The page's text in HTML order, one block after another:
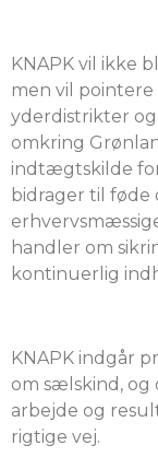
KNAPK vil ikke
men vil
yderdistrikter
omkring
indtægtskilde
bidrager til føde
handler om
kontinuerlig
KNAPK indgår
om sælskind, og
arbejde og
rigtige vej.